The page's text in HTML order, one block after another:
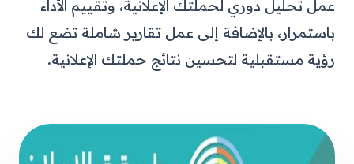
عمل تحليل دوري لحملتك الإعلانية، وتقييم الأداء
باستمرار، بالإضافة إلى عمل تقارير شاملة تضع لك
رؤية مستقبلية لتحسين نتائج حملتك الإعلانية.